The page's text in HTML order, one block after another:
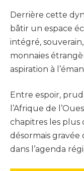
Derrière cette
bâtir un espace
intégré,
monnaies
aspiration à
Entre espoir,
l’Afrique de
chapitres les plus
désormais
dans l’agenda